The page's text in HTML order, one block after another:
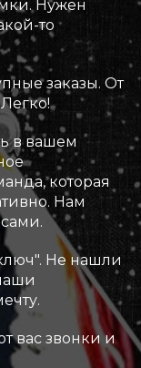
Нужен
то
заказы. От
в вашем
которая
Нам
Не нашли
вас звонки и